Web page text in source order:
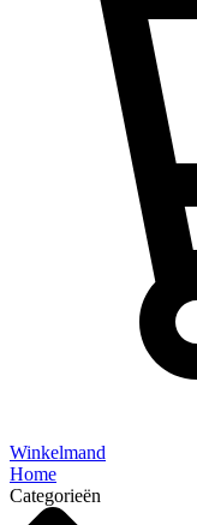
Winkelmand
Home
Categorieën